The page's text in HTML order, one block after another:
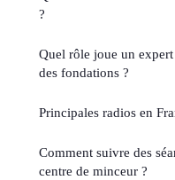
?
Quel rôle joue un
des fondations ?
Principales radios en
Comment suivre des
centre de minceur ?